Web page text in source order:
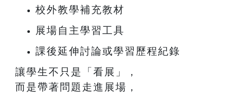
校外教學補充教材
展場自主學習工具
課後延伸討論或學習歷程紀錄
讓學生不只是「看展」，
而是帶著問題走進展場，